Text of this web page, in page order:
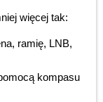
więcej tak:
ramię, LNB,
kompasu